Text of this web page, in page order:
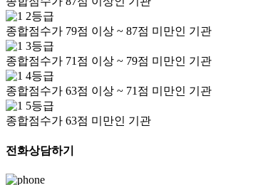
2등급
종합점수가 79점 이상 ~ 87점 미만인 기관
3등급
종합점수가 71점 이상 ~ 79점 미만인 기관
4등급
종합점수가 63점 이상 ~ 71점 미만인 기관
5등급
종합점수가 63점 미만인 기관
전화상담하기